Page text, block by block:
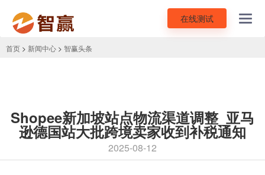
在线测试
首页 > 新闻中心 > 智赢头条
Shopee新加坡站点物流渠道调整_亚马
逊德国站大批跨境卖家收到补税通知
2025-08-12